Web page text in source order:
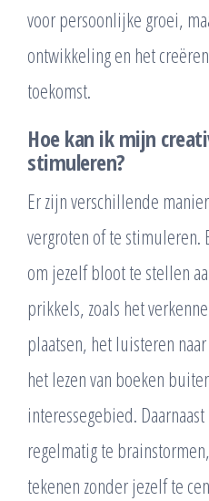
voor persoonlijke groei,
ontwikkeling en het
toekomst.
Hoe kan ik mijn
stimuleren?
Er zijn verschillende
vergroten of te stimuleren.
om jezelf bloot te stellen
prikkels, zoals het
plaatsen, het luisteren
het lezen van boeken
interessegebied.
regelmatig te
tekenen zonder jezelf te